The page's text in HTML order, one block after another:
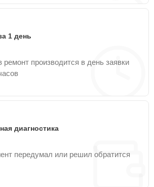
1 день
ремонт производится в день заявки
диагностика
передумал или решил обратится